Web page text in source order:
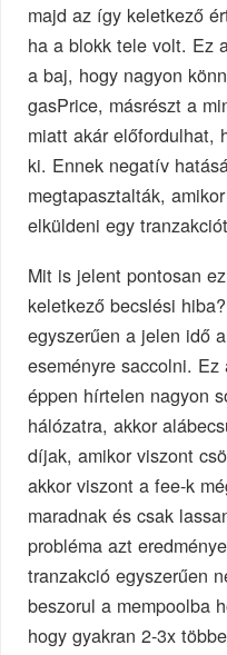
majd az így keletkező
ha a blokk tele volt. Ez
a baj, hogy nagyon
gasPrice, másrészt a
miatt akár előfordulhat,
ki. Ennek negatív
megtapasztalták,
elküldeni egy
Mit is jelent pontosan
keletkező becslési
egyszerűen a jelen idő
eseményre saccolni.
éppen hírtelen nagyon
hálózatra, akkor
díjak, amikor viszont
akkor viszont a fee-k
maradnak és csak
probléma azt
tranzakció egyszerűen
beszorul a mempoolba
hogy gyakran 2-3x